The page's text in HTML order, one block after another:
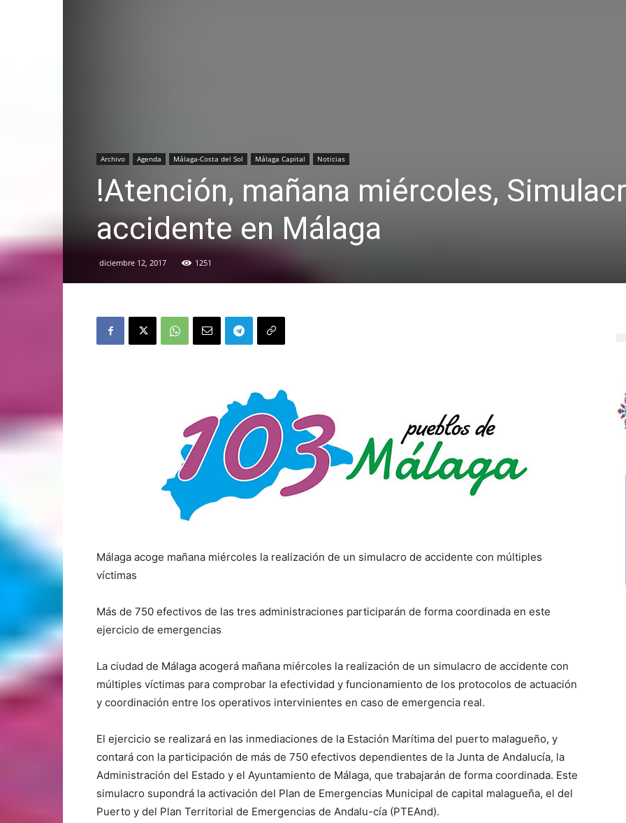
Archivo Agenda Málaga-Costa del Sol Málaga Capital Noticias
!Atención, mañana miércoles,
accidente en Málaga
diciembre 12, 2017 1251
Málaga acoge mañana miércoles la realización de un simulacro de accidente con múltiples
víctimas
Más de 750 efectivos de las tres administraciones participarán de forma coordinada en este
ejercicio de emergencias
La ciudad de Málaga acogerá mañana miércoles la realización de un simulacro de accidente con
múltiples víctimas para comprobar la efectividad y funcionamiento de los protocolos de actuación
y coordinación entre los operativos intervinientes en caso de emergencia real.
El ejercicio se realizará en las inmediaciones de la Estación Marítima del puerto malagueño, y
contará con la participación de más de 750 efectivos dependientes de la Junta de Andalucía, la
Administración del Estado y el Ayuntamiento de Málaga, que trabajarán de forma coordinada. Este
simulacro supondrá la activación del Plan de Emergencias Municipal de capital malagueña, el del
Puerto y del Plan Territorial de Emergencias de Andalu-cía (PTEAnd).